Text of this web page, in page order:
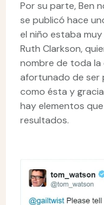
Por su parte, Ben
se publicó hace
el niño estaba
Ruth Clarkson,
nombre de toda la
afortunado de ser
como ésta y
hay elementos
resultados.